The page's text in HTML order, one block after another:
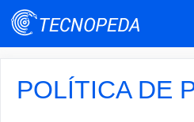
Saltar
POLÍTICA DE